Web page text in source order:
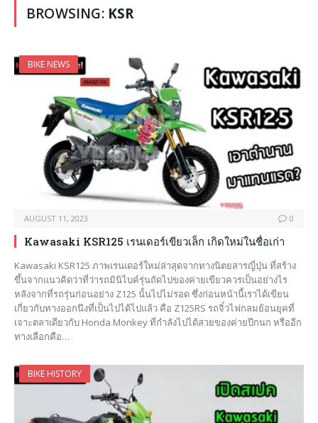
BROWSING: KSR
BIKE NEWS
AUGUST 11, 2023 0
Kawasaki KSR125 เรนเดอร์เขียวเล็ก เกิดใหม่ในชื่อเก่า
Kawasaki KSR125 ภาพเรนเดอร์ใหม่ล่าสุดจากทางนิตยสารญี่ปุ่น ที่สร้าง
ขึ้นจากแนวคิดว่าที่ว่ารถมินิไบค์รุ่นถัดไปของค่ายเขียวควรเป็นอย่างไร
หลังจากที่รถรุ่นก่อนอย่าง Z125 นั้นไปไม่รอด ซึ่งก่อนหน้านี้เราได้เขียน
เกี่ยวกับทางออกนึงที่เป็นไปได้ไปแล้ว คือ Z125RS รถจิ๋วไฟกลมย้อนยุคที่
เจาะตลาเดียวกับ Honda Monkey ที่กำลังไปได้สวยของค่ายปีกนก หรืออีก
ทางเลือกคือ…
BIKE HISTORY